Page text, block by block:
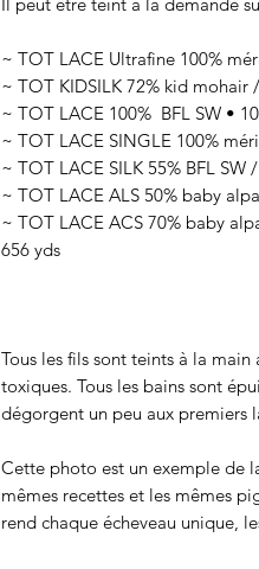
~ TOT LACE Ultrafine 100%
~ TOT KIDSILK 72% kid mohair
~ TOT LACE 100% BFL SW •
~ TOT LACE SINGLE 100%
~ TOT LACE SILK 55% BFL
~ TOT LACE ALS 50% baby
~ TOT LACE ACS 70% baby
656 yds
Tous les fils sont teints à la
toxiques. Tous les bains sont
dégorgent un peu aux premiers
Cette photo est un exemple de
mêmes recettes et les mêmes
rend chaque écheveau unique,